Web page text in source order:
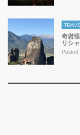
奇岩
リシ
Posted